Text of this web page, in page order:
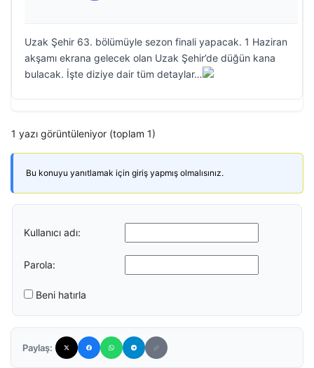
Uzak Şehir 63. bölümüyle sezon finali yapacak. 1 Haziran
akşamı ekrana gelecek olan Uzak Şehir’de düğün kana
bulacak. İşte diziye dair tüm detaylar…
1 yazı görüntüleniyor (toplam 1)
Bu konuyu yanıtlamak için giriş yapmış olmalısınız.
Kullanıcı adı:
Parola:
Beni hatırla
Paylaş: